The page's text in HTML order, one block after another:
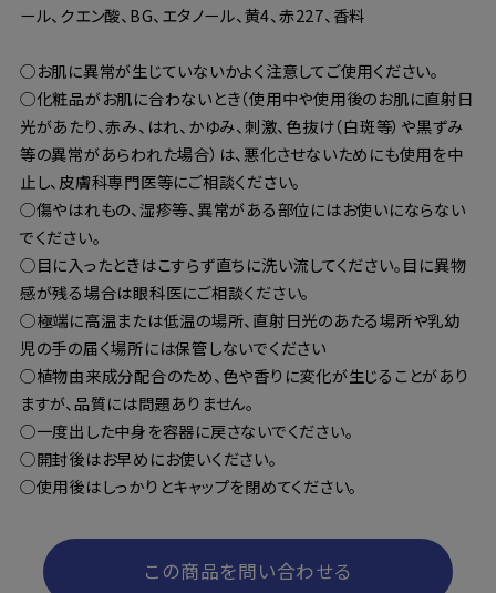
ール、クエン酸、BG、エタノール、黄4、赤227、香料
◯お肌に異常が生じていないかよく注意してご使用ください。
◯化粧品がお肌に合わないとき（使用中や使用後のお肌に直射日
光があたり、赤み、はれ、かゆみ、刺激、色抜け（白斑等）や黒ずみ
等の異常があらわれた場合）は、悪化させないためにも使用を中
止し、皮膚科専門医等にご相談ください。
◯傷やはれもの、湿疹等、異常がある部位にはお使いにならない
でください。
◯目に入ったときはこすらず直ちに洗い流してください。目に異物
感が残る場合は眼科医にご相談ください。
◯極端に高温または低温の場所、直射日光のあたる場所や乳幼
児の手の届く場所には保管しないでください
◯植物由来成分配合のため、色や香りに変化が生じることがあり
ますが、品質には問題ありません。
◯一度出した中身を容器に戻さないでください。
◯開封後はお早めにお使いください。
◯使用後はしっかりとキャップを閉めてください。
この商品を問い合わせる